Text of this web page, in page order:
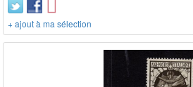
+ ajout à ma sélection